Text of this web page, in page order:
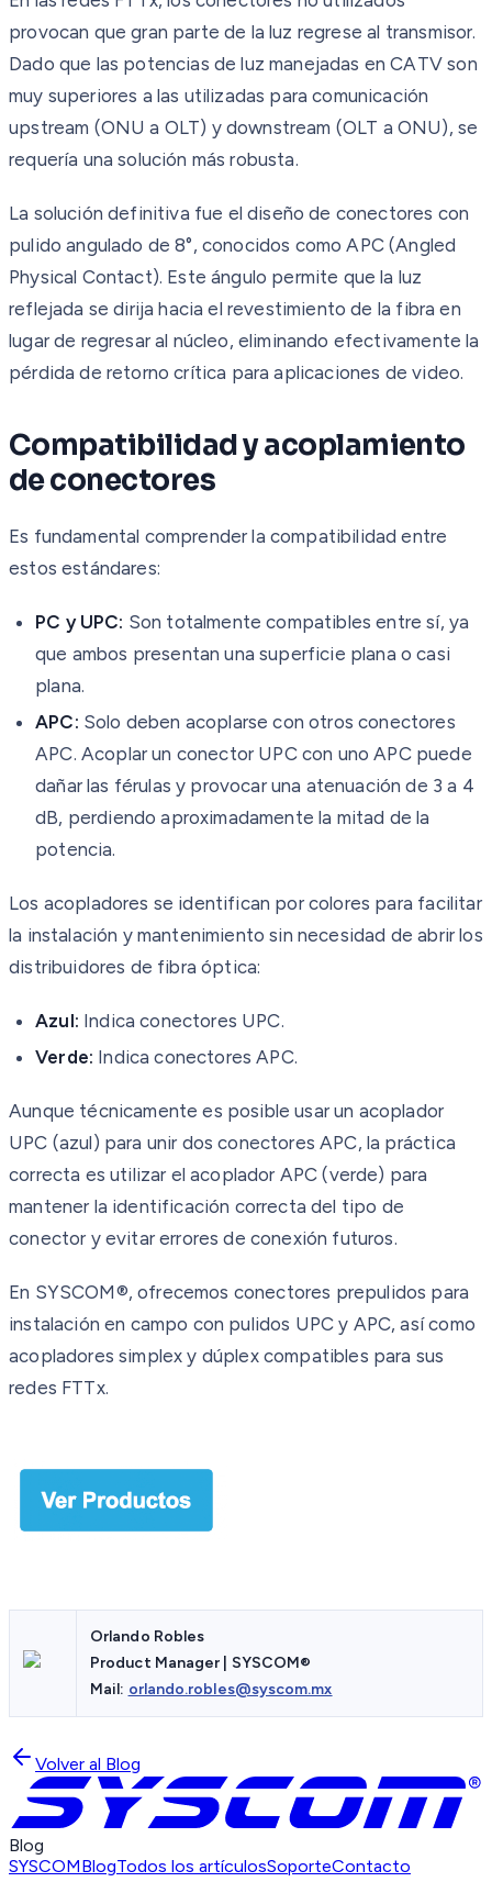
provocan que gran parte de la luz regrese al transmisor.
Dado que las potencias de luz manejadas en CATV son
muy superiores a las utilizadas para comunicación
upstream (ONU a OLT) y downstream (OLT a ONU), se
requería una solución más robusta.
La solución definitiva fue el diseño de conectores con
pulido angulado de 8°, conocidos como APC (Angled
Physical Contact). Este ángulo permite que la luz
reflejada se dirija hacia el revestimiento de la fibra en
lugar de regresar al núcleo, eliminando efectivamente la
pérdida de retorno crítica para aplicaciones de video.
Compatibilidad y acoplamiento
de conectores
Es fundamental comprender la compatibilidad entre
estos estándares:
PC y UPC: Son totalmente compatibles entre sí, ya
que ambos presentan una superficie plana o casi
plana.
APC: Solo deben acoplarse con otros conectores
APC. Acoplar un conector UPC con uno APC puede
dañar las férulas y provocar una atenuación de 3 a 4
dB, perdiendo aproximadamente la mitad de la
potencia.
Los acopladores se identifican por colores para facilitar
la instalación y mantenimiento sin necesidad de abrir los
distribuidores de fibra óptica:
Azul: Indica conectores UPC.
Verde: Indica conectores APC.
Aunque técnicamente es posible usar un acoplador
UPC (azul) para unir dos conectores APC, la práctica
correcta es utilizar el acoplador APC (verde) para
mantener la identificación correcta del tipo de
conector y evitar errores de conexión futuros.
En SYSCOM®, ofrecemos conectores prepulidos para
instalación en campo con pulidos UPC y APC, así como
acopladores simplex y dúplex compatibles para sus
redes FTTx.
Orlando Robles
Product Manager | SYSCOM®
Mail: orlando.robles@syscom.mx
Volver al Blog
Blog
SYSCOMBlogTodos los artículosSoporteContacto